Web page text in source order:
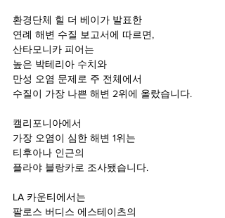
환경단체 힐 더 베이가 발표한
연례 해변 수질 보고서에 따르면,
산타모니카 피어는
높은 박테리아 수치와
만성 오염 문제로 주 전체에서
수질이 가장 나쁜 해변 2위에 올랐습니다.
캘리포니아에서
가장 오염이 심한 해변 1위는
티후아나 인근의
플라야 블랑카로 조사됐습니다.
LA 카운티에서는
팔로스 버디스 에스테이츠의